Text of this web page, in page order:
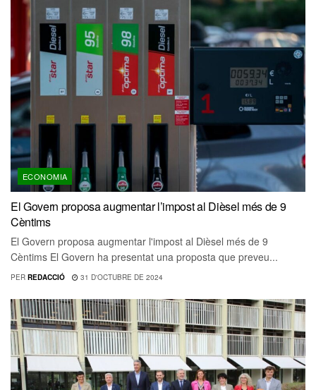
ECONOMIA
El Govern proposa augmentar l’impost al Dièsel més de 9
Cèntims
El Govern proposa augmentar l'impost al Dièsel més de 9
Cèntims El Govern ha presentat una proposta que preveu...
PER REDACCIÓ 31 D'OCTUBRE DE 2024